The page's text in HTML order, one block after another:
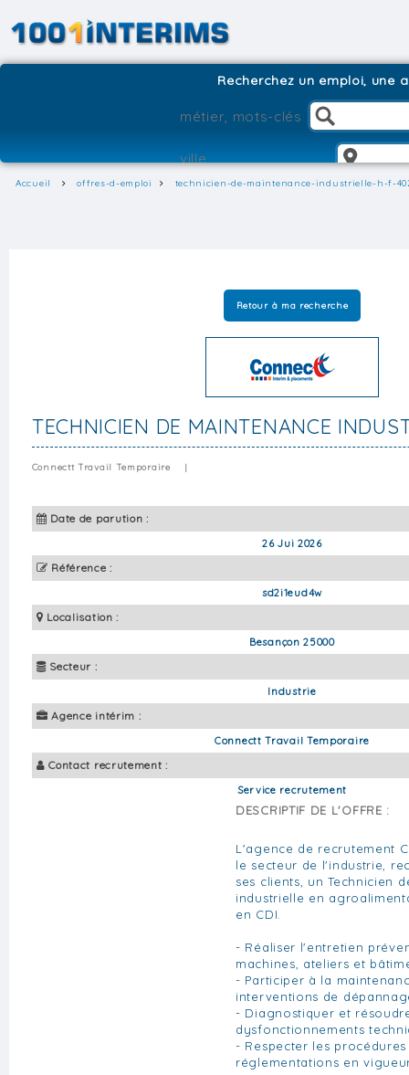
Recherchez un emploi, une
Accueil offres-d-emploi technicien-de-maintenance-industrielle-h-f-
Retour à ma recherche
TECHNICIEN DE MAINTENANCE
Connectt Travail Temporaire |
Date de parution :
26 Jui 2026
Référence :
sd2i1eud4w
Localisation :
Besançon 25000
Secteur :
Industrie
Agence intérim :
Connectt Travail Temporaire
Contact recrutement :
Service recrutement
DESCRIPTIF DE L'OFFRE :
L'agence de recrutement
le secteur de l'industrie,
ses clients, un Technicien
industrielle en
en CDI.
- Réaliser l'entretien
machines, ateliers et
- Participer à la
interventions de
- Diagnostiquer et
dysfonctionnements
- Respecter les
réglementations en